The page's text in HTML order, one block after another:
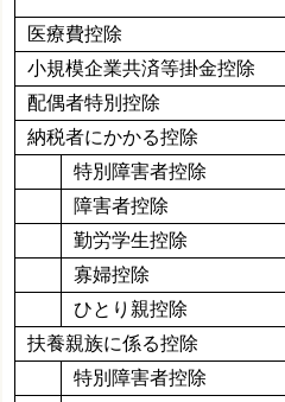
医療費控除
小規模企業共済等掛金控除
配偶者特別控除
納税者にかかる控除
特別障害者控除
障害者控除
勤労学生控除
寡婦控除
ひとり親控除
扶養親族に係る控除
特別障害者控除